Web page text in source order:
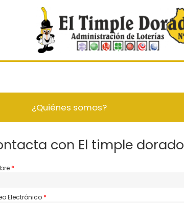
¿Quiénes somos?
con El timple dorado
Electrónico